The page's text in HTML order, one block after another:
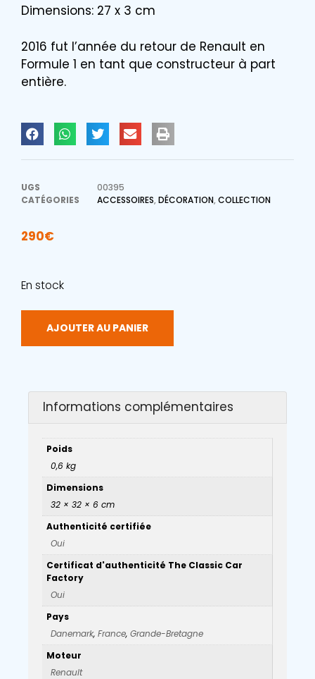
Dimensions: 27 x 3 cm
2016 fut l’année du retour de Renault en
Formule 1 en tant que constructeur à part
entière.
UGS
00395
CATÉGORIES
ACCESSOIRES, DÉCORATION, COLLECTION
290€
En stock
AJOUTER AU PANIER
Informations complémentaires
Poids
0,6 kg
Dimensions
32 × 32 × 6 cm
Authenticité certifiée
Oui
Certificat d'authenticité The Classic Car
Factory
Oui
Pays
Danemark, France, Grande-Bretagne
Moteur
Renault